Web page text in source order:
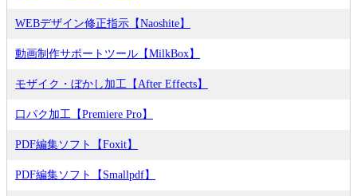
WEBデザイン修正指示【Naoshite】
動画制作サポートツール【MilkBox】
モザイク・ぼかし加工【After Effects】
口パク加工【Premiere Pro】
PDF編集ソフト【Foxit】
PDF編集ソフト【Smallpdf】